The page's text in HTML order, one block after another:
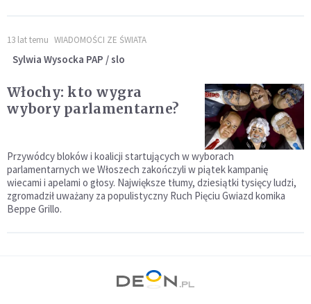
13 lat temu WIADOMOŚCI ZE ŚWIATA
Sylwia Wysocka PAP / slo
Włochy: kto wygra
wybory parlamentarne?
Przywódcy bloków i koalicji startujących w wyborach
parlamentarnych we Włoszech zakończyli w piątek kampanię
wiecami i apelami o głosy. Największe tłumy, dziesiątki tysięcy ludzi,
zgromadził uważany za populistyczny Ruch Pięciu Gwiazd komika
Beppe Grillo.